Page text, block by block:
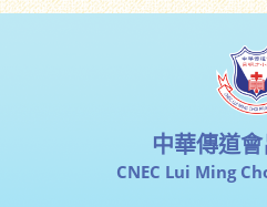
中華傳道
CNEC Lui Ming